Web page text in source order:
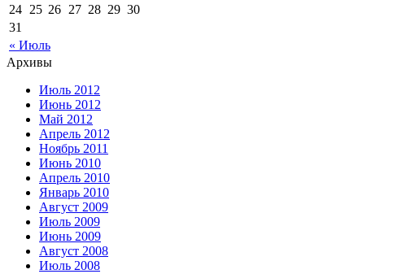
« Июль
24 25 26 27 28 29 30
31
Архивы
Июль 2012
Июнь 2012
Май 2012
Апрель 2012
Ноябрь 2011
Июнь 2010
Апрель 2010
Январь 2010
Август 2009
Июль 2009
Июнь 2009
Август 2008
Июль 2008